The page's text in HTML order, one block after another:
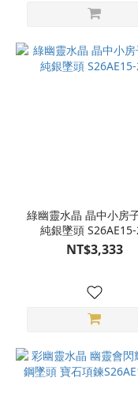
綠幽靈水晶 晶中小房
純銀墜頭
NT$3,333